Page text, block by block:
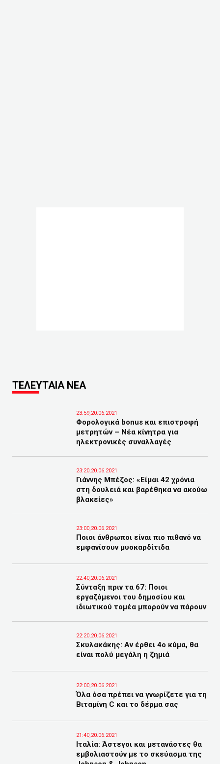
ΤΕΛΕΥΤΑΙΑ ΝΕΑ
23:59,20.06.2021
Φορολογικά bonus και επιστροφή
μετρητών – Νέα κίνητρα για
ηλεκτρονικές συναλλαγές
23:20,20.06.2021
Γιάννης Μπέζος: «Είμαι 42 χρόνια
στη δουλειά και βαρέθηκα να ακούω
βλακείες»
23:00,20.06.2021
Ποιοι άνθρωποι είναι πιο πιθανό να
εμφανίσουν μυοκαρδίτιδα
22:40,20.06.2021
Σύνταξη πριν τα 67: Ποιοι
εργαζόμενοι του δημοσίου και
ιδιωτικού τομέα μπορούν να πάρουν
22:20,20.06.2021
Σκυλακάκης: Αν έρθει 4ο κύμα, θα
είναι πολύ μεγάλη η ζημιά
22:00,20.06.2021
Όλα όσα πρέπει να γνωρίζετε για τη
Βιταμίνη C και το δέρμα σας
21:40,20.06.2021
Ιταλία: Άστεγοι και μετανάστες θα
εμβολιαστούν με το σκεύασμα της